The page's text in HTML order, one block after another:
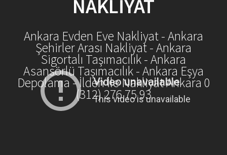
NAKLIYAT
Ankara Evden Eve Nakliyat - Ankara
Şehirler Arası Nakliyat - Ankara
Sigortalı Taşımacılık - Ankara
Asansörlü Taşımacılık - Ankara Eşya
Depolama - İlden İle Nakliyat Ankara 0
(312) 276 75 93